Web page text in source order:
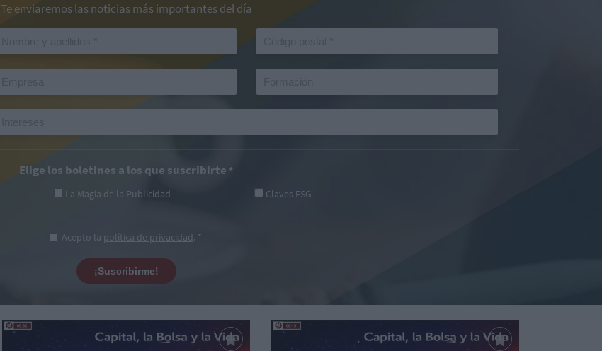
Te enviaremos las noticias más importantes del día
Elige los boletines a los que suscribirte *
La Magia de la Publicidad Claves ESG
Acepto la política de privacidad. *
¡Suscribirme!